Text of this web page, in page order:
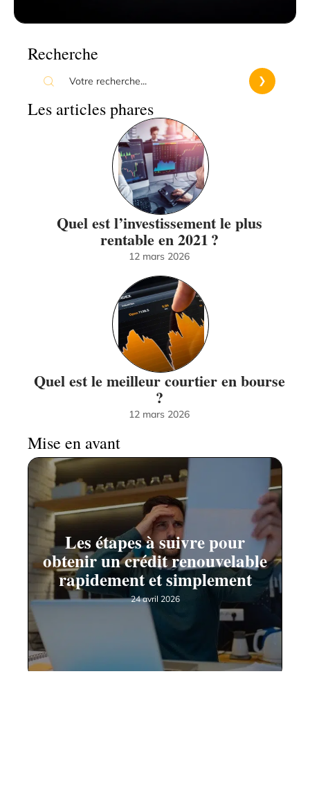
Recherche
Les articles phares
Quel est l’investissement le plus
rentable en 2021 ?
12 mars 2026
Quel est le meilleur courtier en bourse
?
12 mars 2026
Mise en avant
Les étapes à suivre pour
obtenir un crédit renouvelable
rapidement et simplement
24 avril 2026